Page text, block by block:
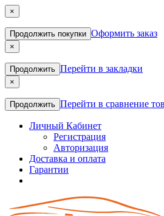
×
Продолжить покупки Оформить заказ
×
Продолжить Перейти в закладки
×
Продолжить Перейти в сравнение
Личный Кабинет
Регистрация
Авторизация
Доставка и оплата
Гарантии